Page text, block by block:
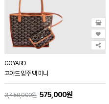
GOYARD
고야드 앙주 백 미니
3,450,000원 575,000원